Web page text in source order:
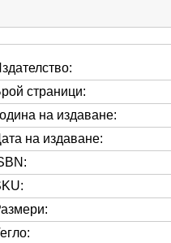
страници:
на издаване:
на издаване: